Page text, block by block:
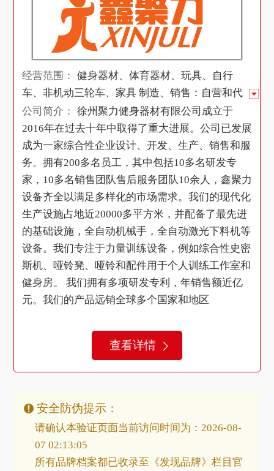
经营范围：
健身器材、体育器材、玩具、自行
车、非机动三轮车、家具 制造、销售：自营和代
理各类商品及技术进出口业务（国家 限定经营或
禁止进出口的商品和技术除外） （依法须经批
准的项目，经相关部门批准后方可开展经营活动
一般项目：互联网销售（除销售需要许可的商 须
经批准的项目外，凭营业执照依法自主开月 动
公司简介：
徐州聚力健身器材有限公司成立于
2016年在过去十年中取得了重大进展。公司已发展
成为一家综合性企业设计、开发、生产、销售和服
务。拥有200多名员工，其中包括10多名研发专
家，10多名销售团队售后服务团队10余人，鑫聚力
设备齐全以满足多样化的市场需求。我们的现代化
生产设施占地近20000多平方米，并配备了最先进
的基础设施，全自动机械手，全自动激光下料机等
设备。我们专注于力量训练设备，例如综合性史密
斯机、哑铃凳、哑铃和配件用于个人训练工作室和
健身房。 我们拥有多项研发专利，年销售额近亿
元。我们的产品远销全球多个国家和地区
查看详情
安全防伪提示：
请确认本验证页面当前访问时间为：2026-08-
07 02:13:05
所有品牌档案都已收录至《发现品牌》栏目官